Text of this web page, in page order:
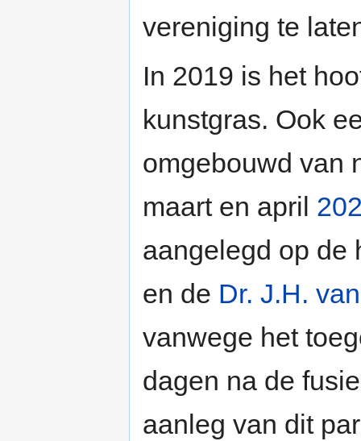
vereniging te
In 2019 is het
kunstgras. Ook
omgebouwd van
maart en april
aangelegd op de
en de Dr. J.H.
vanwege het
dagen na de
aanleg van dit